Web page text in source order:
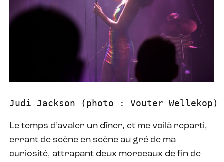
Judi Jackson (photo : Vouter Wellekop)
Le temps d’avaler un dîner, et me voilà reparti,
errant de scène en scène au gré de ma
curiosité, attrapant deux morceaux de fin de